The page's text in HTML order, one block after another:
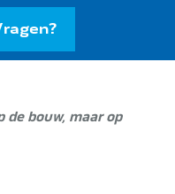
bouw, maar op